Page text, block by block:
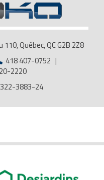
Québec, QC G2B 2Z8
418 407-0752 |
2220
3883-24